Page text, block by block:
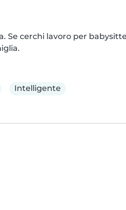
Se cerchi lavoro per
Intelligente